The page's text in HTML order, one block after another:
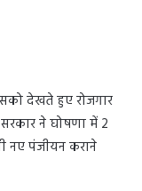
देखते हुए रोजगार
ने घोषणा में 2
नए पंजीयन कराने